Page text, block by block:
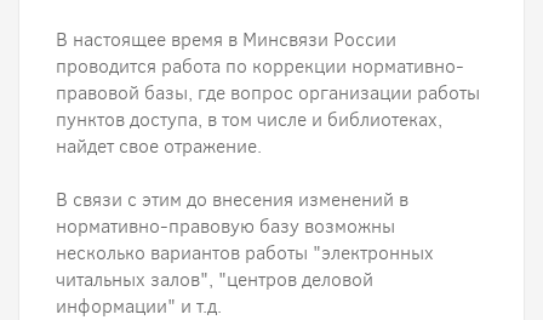
В настоящее время в Минсвязи России
проводится работа по коррекции нормативно-
правовой базы, где вопрос организации работы
пунктов доступа, в том числе и библиотеках,
найдет свое отражение.
В связи с этим до внесения изменений в
нормативно-правовую базу возможны
несколько вариантов работы "электронных
читальных залов", "центров деловой
информации" и т.д.